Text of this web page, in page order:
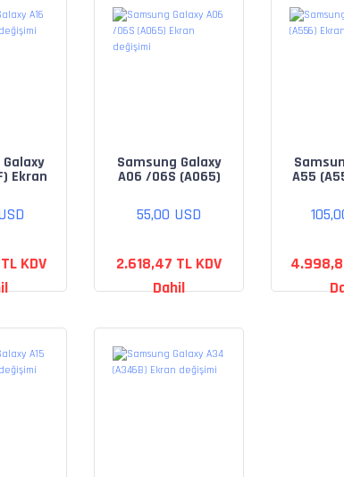
Ekran
KDV
Samsung Galaxy
A06 /06S (A065)
55,00 USD
2.618,47 TL KDV
Dahil
A55